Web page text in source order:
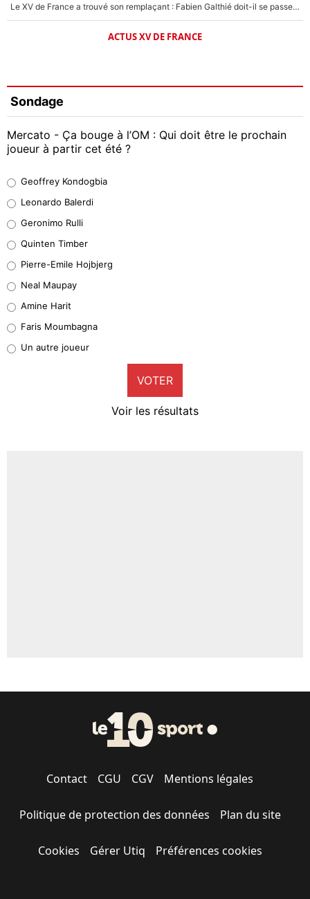
Le XV de France a trouvé son remplaçant : Fabien Galthié doit-il se passer d'Antoine Dupont ?
ACTUS XV DE FRANCE
Sondage
Mercato - Ça bouge à l’OM : Qui doit être le prochain
joueur à partir cet été ?
37%
32%
5%
1%
9%
Geoffrey Kondogbia
Leonardo Balerdi
Geronimo Rulli
Quinten Timber
Pierre-Emile Hojbjerg
Neal Maupay
Amine Harit
Faris Moumbagna
Un autre joueur
VOTER
Voir les résultats
Contact CGU CGV Mentions légales
Politique de protection des données Plan du site
Cookies Gérer Utiq Préférences cookies